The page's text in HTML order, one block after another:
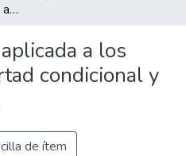
El fin de la pena, aplicada a los institutos de libertad condicional y prisión perpetua.
a los
condicional y
de ítem